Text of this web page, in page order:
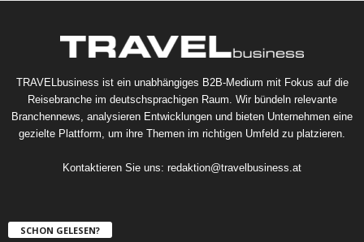
TRAVELbusiness ist ein unabhängiges B2B-Medium mit Fokus auf die
Reisebranche im deutschsprachigen Raum. Wir bündeln relevante
Branchennews, analysieren Entwicklungen und bieten Unternehmen eine
gezielte Plattform, um ihre Themen im richtigen Umfeld zu platzieren.
Kontaktieren Sie uns: redaktion@travelbusiness.at
SCHON GELESEN?